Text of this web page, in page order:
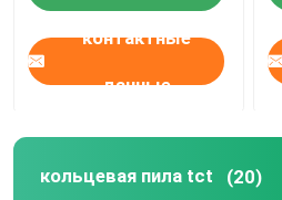
Кольцевая пила металла Би
кольцевая пила hss
контактные
данные
кольцевая пила tct (20)